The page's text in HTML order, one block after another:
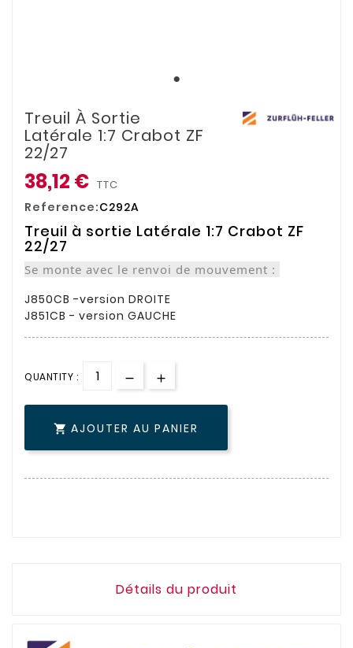
Treuil À Sortie
Latérale 1:7 Crabot ZF
22/27
38,12 € TTC
Reference:C292A
Treuil à sortie Latérale 1:7 Crabot ZF
22/27
Se monte avec le renvoi de mouvement :
J850CB -version DROITE
J851CB - version GAUCHE
QUANTITY :
 AJOUTER AU PANIER
Détails du produit